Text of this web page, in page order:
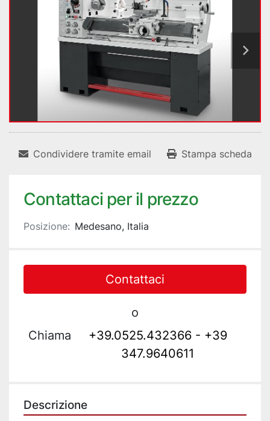
Condividere tramite email Stampa scheda
Contattaci per il prezzo
Posizione: Medesano, Italia
Contattaci
o
Chiama
+39.0525.432366 - +39
347.9640611
Descrizione